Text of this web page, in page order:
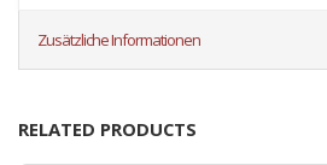
Zusätzliche Informationen
RELATED PRODUCTS